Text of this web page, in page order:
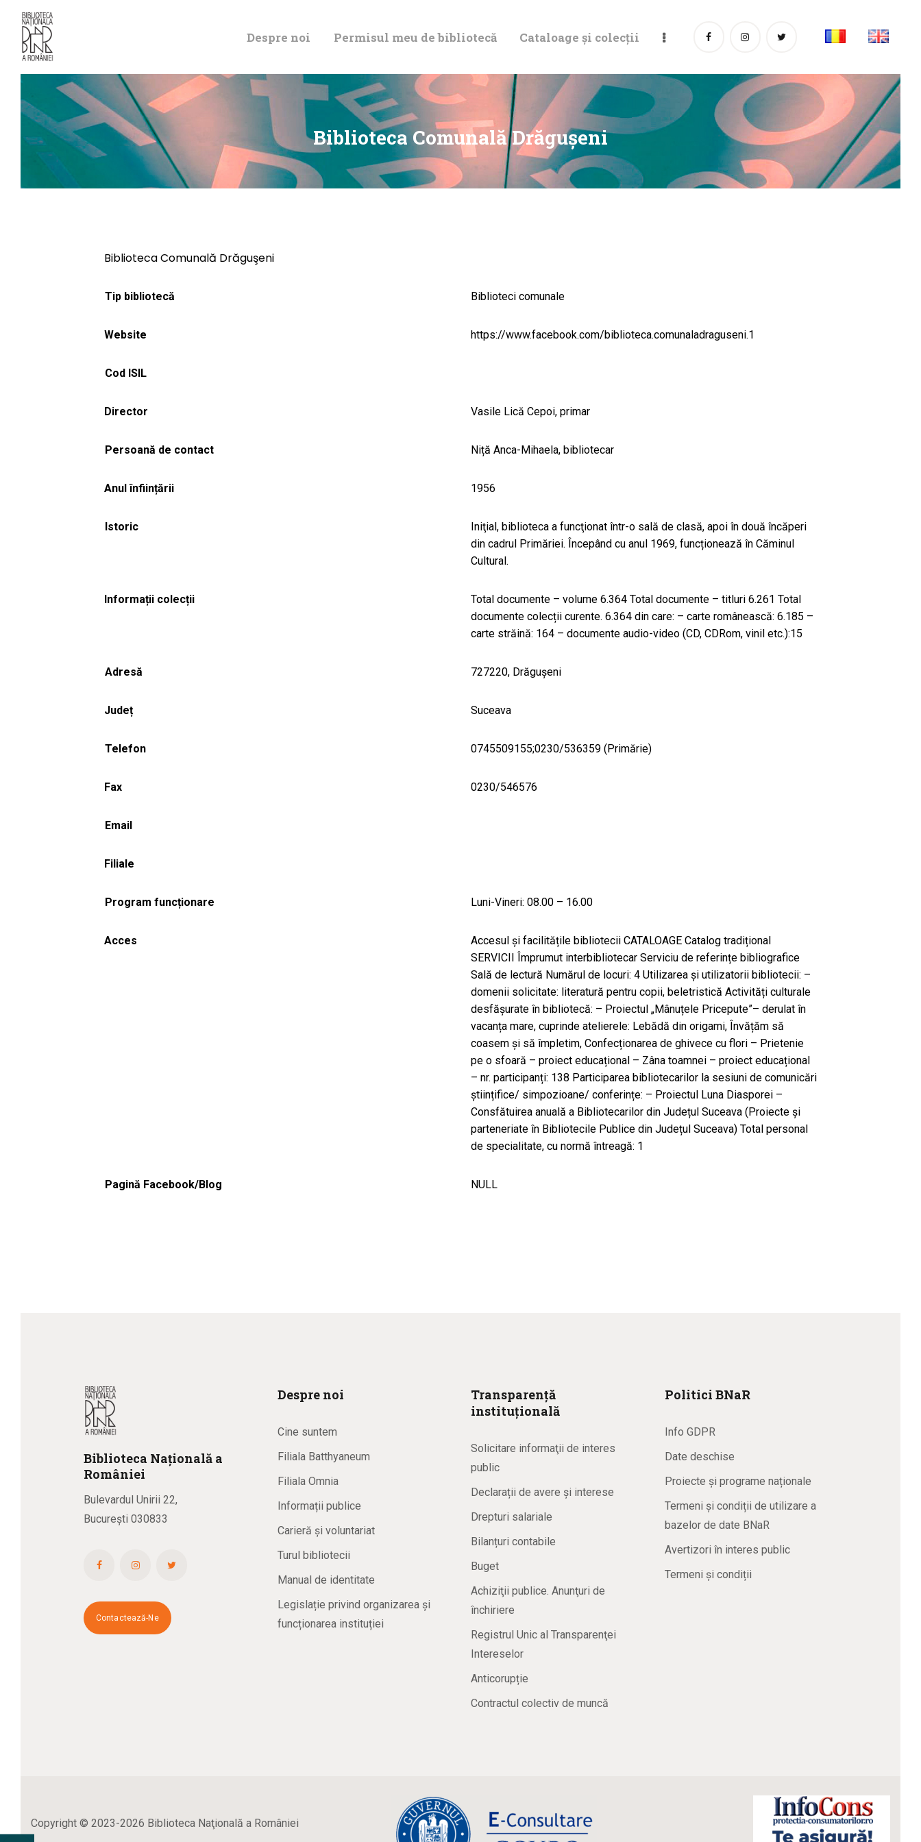
Despre noi Permisul meu de bibliotecă Cataloage și colecții
Biblioteca Comunală Drăguşeni
DE BIBLIOTECĂ
CATALOAGE ȘI
COLECȚII
Biblioteca Comunală Drăguşeni
Tip bibliotecă Biblioteci comunale
Website https://www.facebook.com/biblioteca.comunaladraguseni.1
Cod ISIL
Director Vasile Lică Cepoi, primar
Persoană de contact Niță Anca-Mihaela, bibliotecar
Anul înființării 1956
Istoric
Iniţial, biblioteca a funcţionat într-o sală de clasă, apoi în două încăperi
din cadrul Primăriei. Începând cu anul 1969, funcționează în Căminul
Cultural.
Informații colecții
Total documente – volume 6.364 Total documente – titluri 6.261 Total
documente colecții curente. 6.364 din care: – carte românească: 6.185 –
carte străină: 164 – documente audio-video (CD, CDRom, vinil etc.):15
Adresă 727220, Drăguşeni
Județ Suceava
Telefon 0745509155;0230/536359 (Primărie)
Fax 0230/546576
Email
Filiale
Program funcționare Luni-Vineri: 08.00 – 16.00
Acces
Accesul și facilitățile bibliotecii CATALOAGE Catalog tradițional
SERVICII Împrumut interbibliotecar Serviciu de referințe bibliografice
Sală de lectură Numărul de locuri: 4 Utilizarea și utilizatorii bibliotecii: –
domenii solicitate: literatură pentru copii, beletristică Activități culturale
desfășurate în bibliotecă: – Proiectul „Mânuțele Pricepute”– derulat în
vacanța mare, cuprinde atelierele: Lebădă din origami, Învățăm să
coasem și să împletim, Confecționarea de ghivece cu flori – Prietenie
pe o sfoară – proiect educațional – Zâna toamnei – proiect educațional
– nr. participanți: 138 Participarea bibliotecarilor la sesiuni de comunicări
științifice/ simpozioane/ conferințe: – Proiectul Luna Diasporei –
Consfătuirea anuală a Bibliotecarilor din Județul Suceava (Proiecte și
parteneriate în Bibliotecile Publice din Județul Suceava) Total personal
de specialitate, cu normă întreagă: 1
Pagină Facebook/Blog NULL
Biblioteca Națională a
României
Bulevardul Unirii 22,
București 030833
Contactează-Ne
Despre noi
Cine suntem
Filiala Batthyaneum
Filiala Omnia
Informații publice
Carieră și voluntariat
Turul bibliotecii
Manual de identitate
Legislație privind organizarea și
funcționarea instituției
Transparență
instituțională
Solicitare informaţii de interes
public
Declarații de avere și interese
Drepturi salariale
Bilanțuri contabile
Buget
Achiziţii publice. Anunţuri de
închiriere
Registrul Unic al Transparenţei
Intereselor
Anticorupție
Contractul colectiv de muncă
Politici BNaR
Info GDPR
Date deschise
Proiecte și programe naționale
Termeni și condiții de utilizare a
bazelor de date BNaR
Avertizori în interes public
Termeni și condiții
Copyright © 2023-2026 Biblioteca Naţională a României